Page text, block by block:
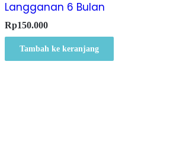
Langganan 6 Bulan
Rp150.000
Tambah ke keranjang